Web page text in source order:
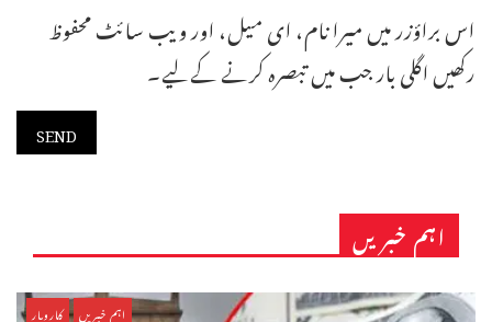
اس براؤزر میں میرا نام، ای میل، اور ویب سائٹ محفوظ
رکھیں اگلی بار جب میں تبصرہ کرنے کےلیے۔
اہم خبریں
اہم خبریں کاروبار